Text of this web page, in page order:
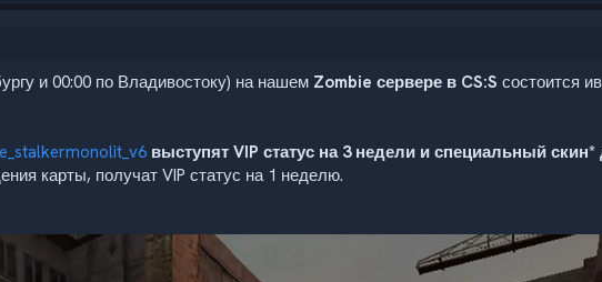
и 00:00 по Владивостоку) на нашем Zombie сервере в CS:S состоится
выступят VIP статус на 3 недели и специальный
карты, получат VIP статус на 1 неделю.